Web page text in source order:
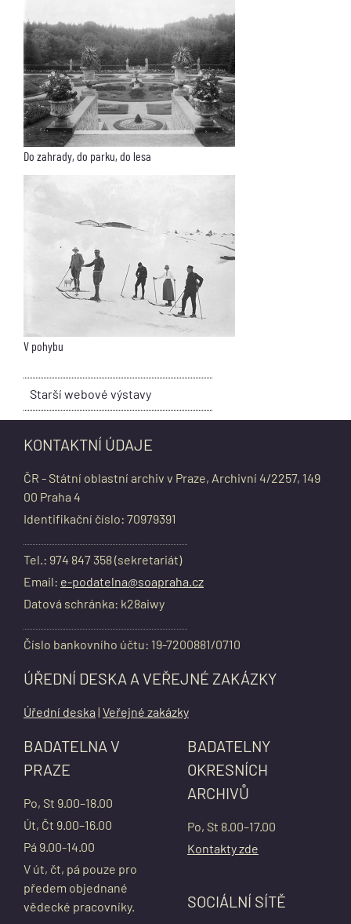
Do zahrady, do parku, do lesa
V pohybu
Starší webové výstavy
KONTAKTNÍ ÚDAJE
ČR - Státní oblastní archiv v Praze, Archivní 4/2257, 149
00 Praha 4
Identifikační číslo: 70979391
Tel.: 974 847 358 (sekretariát)
Email: e-podatelna@soapraha.cz
Datová schránka: k28aiwy
Číslo bankovního účtu: 19-7200881/0710
ÚŘEDNÍ DESKA A VEŘEJNÉ ZAKÁZKY
Úřední deska | Veřejné zakázky
BADATELNA V
PRAZE
Po, St 9.00–18.00
Út, Čt 9.00–16.00
Pá 9.00-14.00
V út, čt, pá pouze pro
předem objednané
vědecké pracovníky.
BADATELNY
OKRESNÍCH
ARCHIVŮ
Po, St 8.00–17.00
Kontakty zde
SOCIÁLNÍ SÍTĚ